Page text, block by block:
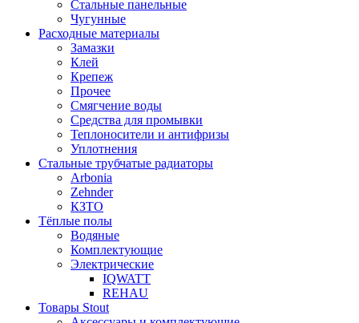
Стальные панельные
Чугунные
Расходные материалы
Замазки
Клей
Крепеж
Прочее
Смягчение воды
Средства для промывки
Теплоносители и антифризы
Уплотнения
Стальные трубчатые радиаторы
Arbonia
Zehnder
КЗТО
Тёплые полы
Водяные
Комплектующие
Электрические
IQWATT
REHAU
Товары Stout